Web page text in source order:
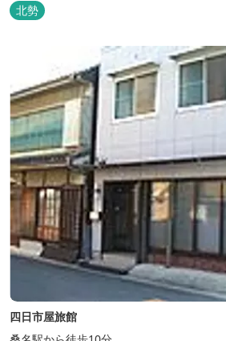
北勢
四日市屋旅館